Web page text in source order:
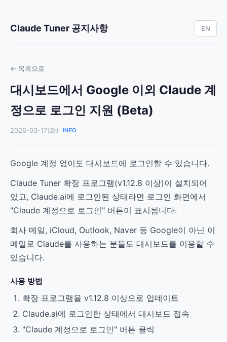
Claude Tuner 공지사항 EN
← 목록으로
대시보드에서 Google 이외 Claude 계
정으로 로그인 지원 (Beta)
2026-03-17(화) INFO
Google 계정 없이도 대시보드에 로그인할 수 있습니다.
Claude Tuner 확장 프로그램(v1.12.8 이상)이 설치되어
있고, Claude.ai에 로그인된 상태라면 로그인 화면에서
"Claude 계정으로 로그인" 버튼이 표시됩니다.
회사 메일, iCloud, Outlook, Naver 등 Google이 아닌 이
메일로 Claude를 사용하는 분들도 대시보드를 이용할 수
있습니다.
사용 방법
확장 프로그램을 v1.12.8 이상으로 업데이트
Claude.ai에 로그인한 상태에서 대시보드 접속
"Claude 계정으로 로그인" 버튼 클릭